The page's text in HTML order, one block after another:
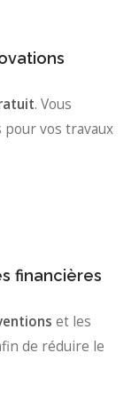
. Vous
vos travaux
financières
et les
de réduire le